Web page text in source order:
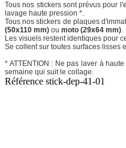
Tous nos stickers sont prévus pour
lavage haute pression *.
Tous nos stickers de plaques
(50x110 mm) ou moto (29x64 mm).
Les visuels restent identiques pour
Se collent sur toutes surfaces lisses
* ATTENTION : Ne pas laver à
semaine qui suit le collage.
Référence stick-dep-41-01